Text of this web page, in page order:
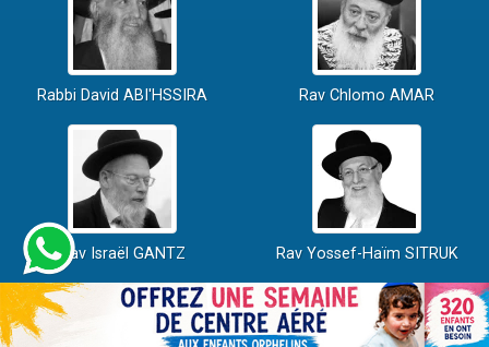
Rabbi David ABI'HSSIRA Rav Chlomo AMAR
Rav Israël GANTZ Rav Yossef-Haïm SITRUK